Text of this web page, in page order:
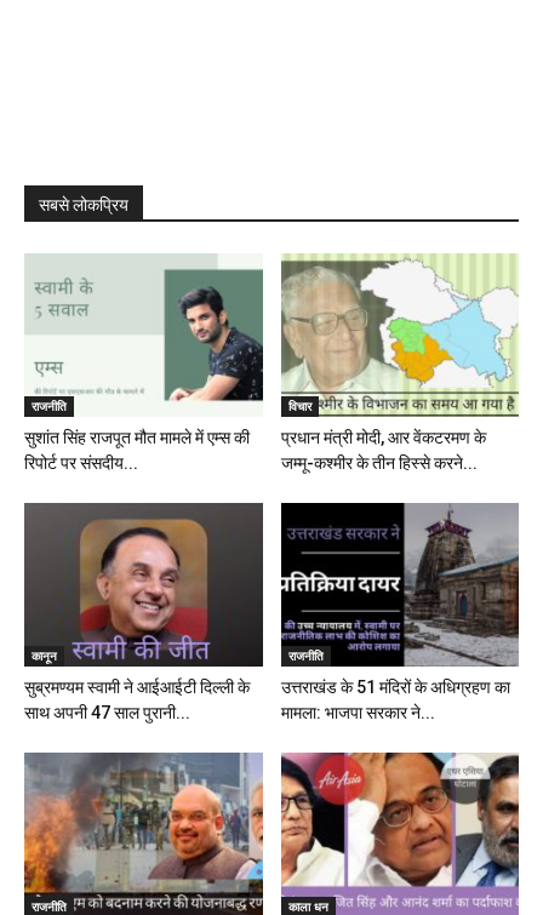
सबसे लोकप्रिय
राजनीति
सुशांत सिंह राजपूत मौत मामले में एम्स की
रिपोर्ट पर संसदीय...
विचार
प्रधान मंत्री मोदी, आर वेंकटरमण के
जम्मू-कश्मीर के तीन हिस्से करने...
कानून
सुब्रमण्यम स्वामी ने आईआईटी दिल्ली के
साथ अपनी 47 साल पुरानी...
राजनीति
उत्तराखंड के 51 मंदिरों के अधिग्रहण का
मामला: भाजपा सरकार ने...
राजनीति काला धन